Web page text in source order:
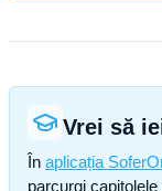
Vrei să
În aplicația
parcurgi